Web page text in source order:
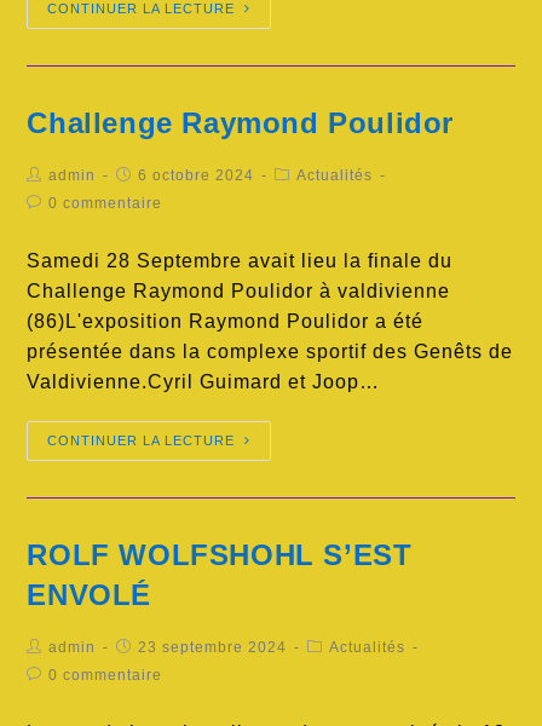
CONTINUER LA LECTURE
Challenge Raymond Poulidor
admin 6 octobre 2024
Actualités
0 commentaire
Samedi 28 Septembre avait lieu la finale du
Challenge Raymond Poulidor à valdivienne
(86)L'exposition Raymond Poulidor a été
présentée dans la complexe sportif des Genêts de
Valdivienne.Cyril Guimard et Joop…
CONTINUER LA LECTURE
ROLF WOLFSHOHL S’EST
ENVOLÉ
admin 23 septembre 2024
Actualités
0 commentaire